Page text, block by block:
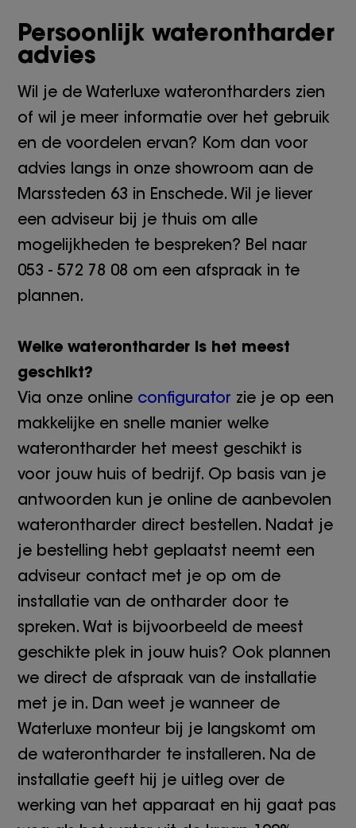
Persoonlijk waterontharder
advies
Wil je de Waterluxe waterontharders zien
of wil je meer informatie over het gebruik
en de voordelen ervan? Kom dan voor
advies langs in onze showroom aan de
Marssteden 63 in Enschede. Wil je liever
een adviseur bij je thuis om alle
mogelijkheden te bespreken? Bel naar
053 - 572 78 08 om een afspraak in te
plannen.
Welke waterontharder is het meest
geschikt?
Via onze online configurator zie je op een
makkelijke en snelle manier welke
waterontharder het meest geschikt is
voor jouw huis of bedrijf. Op basis van je
antwoorden kun je online de aanbevolen
waterontharder direct bestellen. Nadat je
je bestelling hebt geplaatst neemt een
adviseur contact met je op om de
installatie van de ontharder door te
spreken. Wat is bijvoorbeeld de meest
geschikte plek in jouw huis? Ook plannen
we direct de afspraak van de installatie
met je in. Dan weet je wanneer de
Waterluxe monteur bij je langskomt om
de waterontharder te installeren. Na de
installatie geeft hij je uitleg over de
werking van het apparaat en hij gaat pas